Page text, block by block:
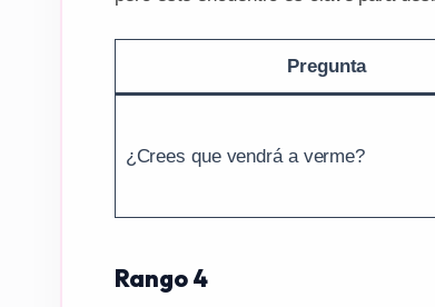
Pregunta
¿Crees que vendrá a verme?
Rango 4